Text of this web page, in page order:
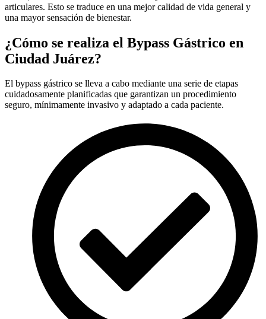
articulares. Esto se traduce en una mejor calidad de vida general y
una mayor sensación de bienestar.
¿Cómo se realiza el Bypass Gástrico en
Ciudad Juárez?
El bypass gástrico se lleva a cabo mediante una serie de etapas
cuidadosamente planificadas que garantizan un procedimiento
seguro, mínimamente invasivo y adaptado a cada paciente.